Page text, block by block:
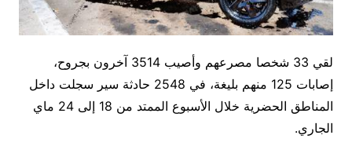
لقي 33 شخصا مصرعهم وأصيب 3514 آخرون بجروح،
إصابات 125 منهم بليغة، في 2548 حادثة سير سجلت داخل
المناطق الحضرية خلال الأسبوع الممتد من 18 إلى 24 ماي
الجاري.